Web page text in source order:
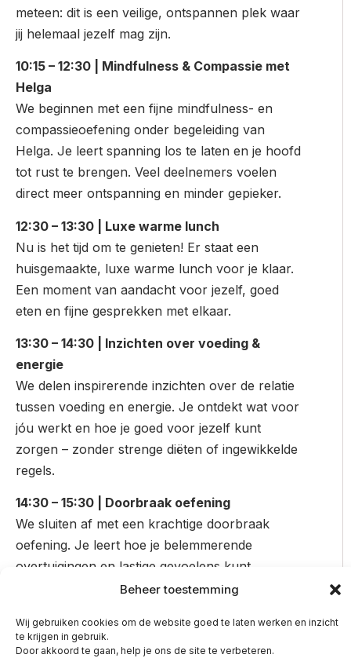
Beheer toestemming
Wij gebruiken cookies om de website goed te laten werken en inzicht
te krijgen in gebruik.
Door akkoord te gaan, help je ons de site te verbeteren.
meteen: dit is een veilige, ontspannen plek waar
jij helemaal jezelf mag zijn.
10:15 – 12:30 | Mindfulness & Compassie met
Helga
We beginnen met een fijne mindfulness- en
compassieoefening onder begeleiding van
Helga. Je leert spanning los te laten en je hoofd
tot rust te brengen. Veel deelnemers voelen
direct meer ontspanning en minder gepieker.
12:30 – 13:30 | Luxe warme lunch
Nu is het tijd om te genieten! Er staat een
huisgemaakte, luxe warme lunch voor je klaar.
Een moment van aandacht voor jezelf, goed
eten en fijne gesprekken met elkaar.
13:30 – 14:30 | Inzichten over voeding &
energie
We delen inspirerende inzichten over de relatie
tussen voeding en energie. Je ontdekt wat voor
jóu werkt en hoe je goed voor jezelf kunt
zorgen – zonder strenge diëten of ingewikkelde
regels.
14:30 – 15:30 | Doorbraak oefening
We sluiten af met een krachtige doorbraak
oefening. Je leert hoe je belemmerende
overtuigingen en lastige gevoelens kunt
doorbreken, ook thuis wanneer je boos of
inzichten, praktische tools én een opgeladen
gevoel.